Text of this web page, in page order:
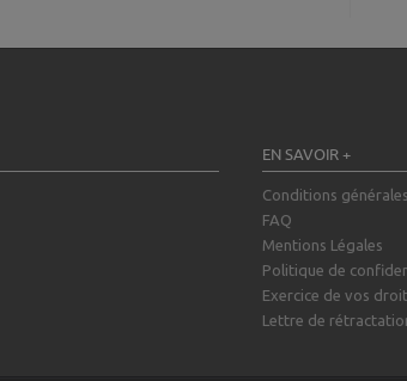
EN SAVOIR +
Conditions
FAQ
Mentions Légales
Politique de
Exercice de vos
Lettre de